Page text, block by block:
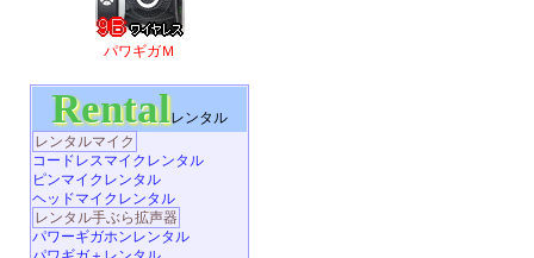
パワギガＭ
Rentalレンタル
レンタルマイク
コードレスマイクレンタル
ピンマイクレンタル
ヘッドマイクレンタル
レンタル手ぶら拡声器
パワーギガホンレンタル